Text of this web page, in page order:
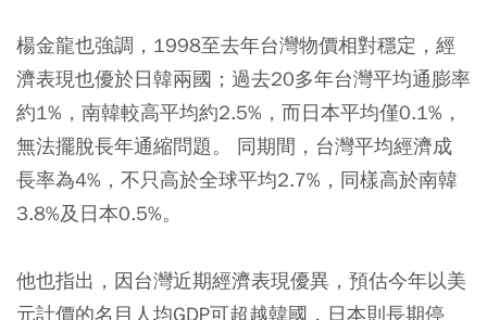
楊金龍也強調，1998至去年台灣物價相對穩定，經
濟表現也優於日韓兩國；過去20多年台灣平均通膨率
約1%，南韓較高平均約2.5%，而日本平均僅0.1%，
無法擺脫長年通縮問題。 同期間，台灣平均經濟成
長率為4%，不只高於全球平均2.7%，同樣高於南韓
3.8%及日本0.5%。
他也指出，因台灣近期經濟表現優異，預估今年以美
元計價的名目人均GDP可超越韓國，日本則長期停